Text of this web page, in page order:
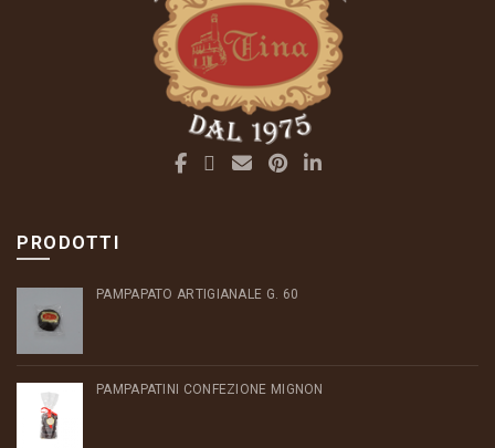
PRODOTTI
PAMPAPATO ARTIGIANALE G. 60
PAMPAPATINI CONFEZIONE MIGNON